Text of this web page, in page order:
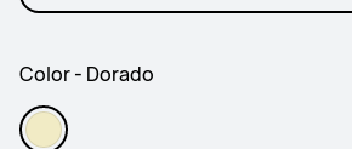
Color - Dorado